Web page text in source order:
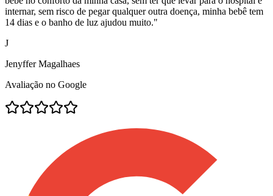
internar, sem risco de pegar qualquer outra doença, minha bebê tem
14 dias e o banho de luz ajudou muito."
J
Jenyffer Magalhaes
Avaliação no Google